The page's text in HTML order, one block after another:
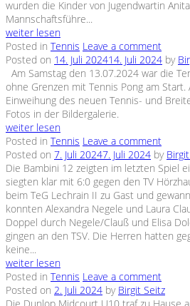
wurden die Kinder von Jugendwartin
Mannschaftsführe...
weiter lesen
Posted in Tennis Leave a comment
Posted on 14. Juli 202414. Juli 2024 by
Am Samstag den 13.07.2024 war die
ohne Grenzen mit Tennis Pong am Start.
Einweihung des neuen Tennis- und
Fotos in der Bildergalerie.
weiter lesen
Posted in Tennis Leave a comment
Posted on 7. Juli 20247. Juli 2024 by
Die Bambini 12 zeigten im letzten Spiel
siegten klar mit 6:0 gegen den TV
beim TeG Lechrain II zu Gast und
konnten Alexandra Negele und Laura
Doppel durch Negele/Clauß und Elisa
gingen an den TSV. Die Herren hatten
keine...
weiter lesen
Posted in Tennis Leave a comment
Posted on 2. Juli 2024 by Birgit Seitz